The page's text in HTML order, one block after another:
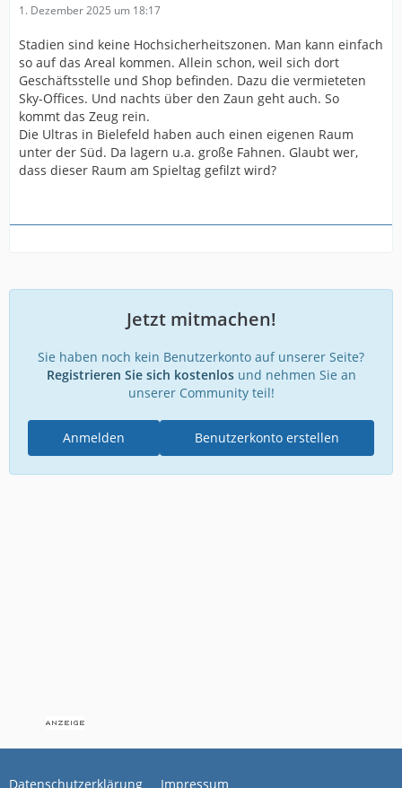
1. Dezember 2025 um 18:17
Stadien sind keine Hochsicherheitszonen. Man kann einfach
so auf das Areal kommen. Allein schon, weil sich dort
Geschäftsstelle und Shop befinden. Dazu die vermieteten
Sky-Offices. Und nachts über den Zaun geht auch. So
kommt das Zeug rein.
Die Ultras in Bielefeld haben auch einen eigenen Raum
unter der Süd. Da lagern u.a. große Fahnen. Glaubt wer,
dass dieser Raum am Spieltag gefilzt wird?
Jetzt mitmachen!
Sie haben noch kein Benutzerkonto auf unserer Seite?
Registrieren Sie sich kostenlosund nehmen Sie an
unserer Community teil!
Benutzerkonto erstellen
Anmelden
Datenschutzerklärung Impressum